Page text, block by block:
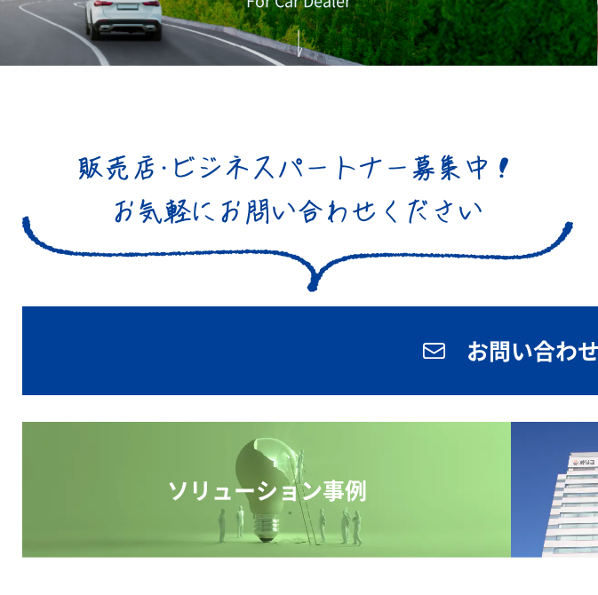
お問い合わせ
ソリューション事例